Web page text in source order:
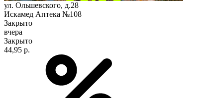
ул. Ольшевского, д.28
Искамед Аптека №108
Закрыто
вчера
Закрыто
44,95 р.